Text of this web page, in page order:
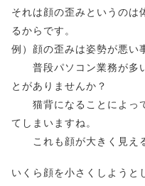
それは顔の歪みというのは
るからです。
例）顔の歪みは姿勢が悪い
普段パソコン業務が多い
とがありませんか？
猫背になることによって
てしまいますね。
これも顔が大きく見える
いくら顔を小さくしようと